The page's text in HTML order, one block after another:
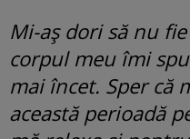
Mi-aș dori să nu
corpul meu îmi
mai încet. Sper că
această perioadă